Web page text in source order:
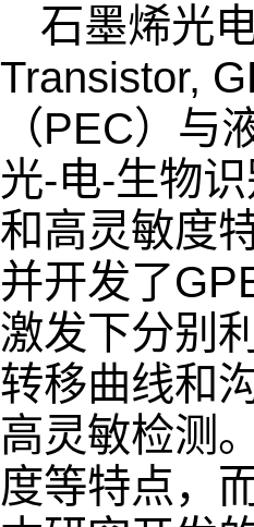
石墨烯光
Transistor,
（PEC）
光-电-生物
和高灵敏度
并开发了
激发下分别
转移曲线和
高灵敏检测
度等特点，